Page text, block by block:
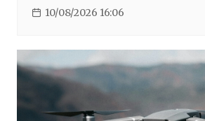
10/08/2026 16:06